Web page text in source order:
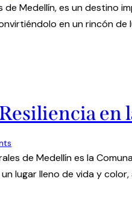
Medellín, es un
en un rincón
en
de Medellín es la
un lugar lleno de vida y